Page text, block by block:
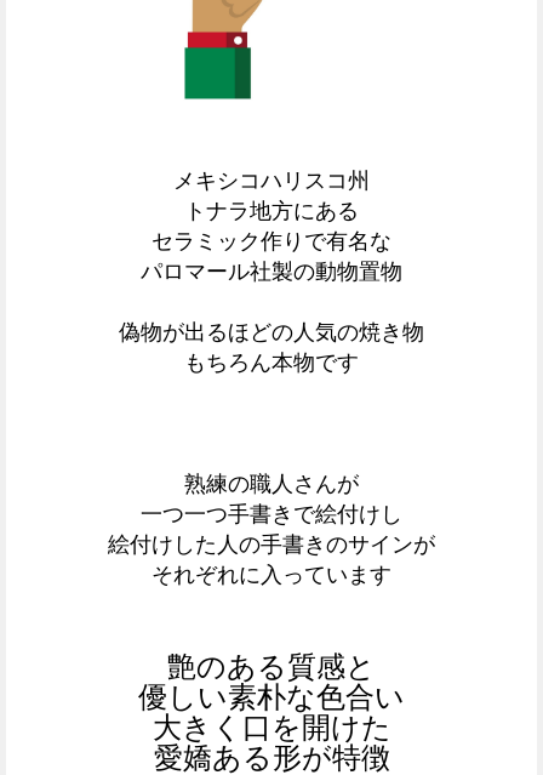
メキシコハリスコ州
トナラ地方にある
セラミック作りで有名な
パロマール社製の動物置物
偽物が出るほどの人気の焼き物
もちろん本物です
熟練の職人さんが
一つ一つ手書きで絵付けし
絵付けした人の手書きのサインが
それぞれに入っています
艶のある質感と
優しい素朴な色合い
大きく口を開けた
愛嬌ある形が特徴